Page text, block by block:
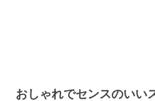
おしゃれでセンスのいい